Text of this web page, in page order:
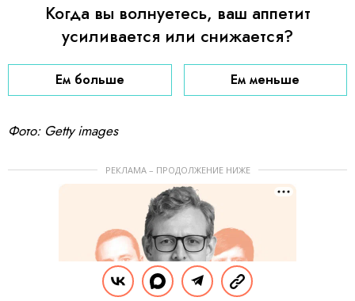
Когда вы волнуетесь, ваш аппетит
усиливается или снижается?
Ем больше Ем меньше
Фото: Getty images
РЕКЛАМА – ПРОДОЛЖЕНИЕ НИЖЕ